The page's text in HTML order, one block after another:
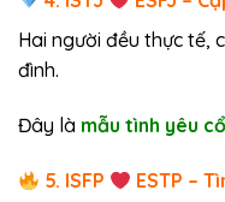
Hai người đều thực tế,
đình.
Đây là mẫu tình yêu
5. ISFP
ESTP –